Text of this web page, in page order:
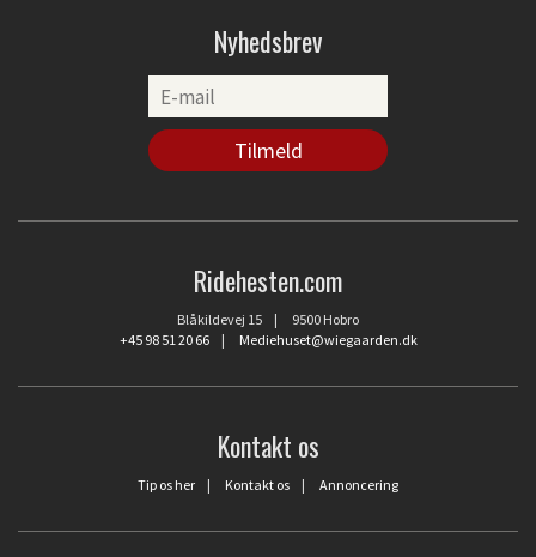
Nyhedsbrev
Ridehesten.com
Blåkildevej 15 | 9500 Hobro
+45 98 51 20 66| Mediehuset@wiegaarden.dk
Kontakt os
Tip os her | Kontakt os | Annoncering